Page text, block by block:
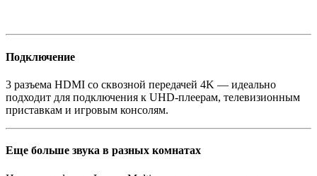
Подключение
3 разъема HDMI со сквозной передачей 4K — идеально
подходит для подключения к UHD-плеерам, телевизионным
приставкам и игровым консолям.
Еще больше звука в разных комнатах